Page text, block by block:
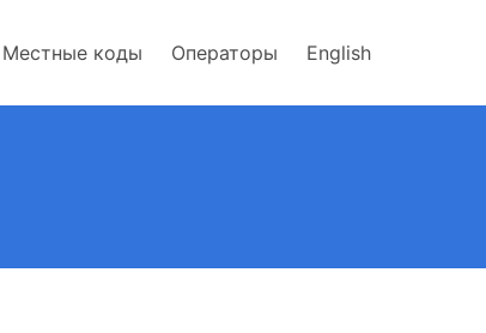
Местные коды Операторы English